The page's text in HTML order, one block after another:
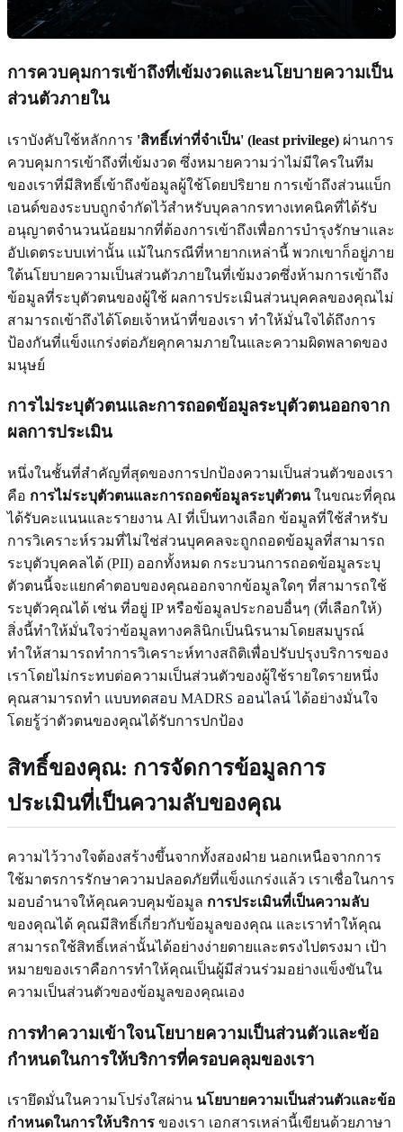
การควบคุมการเข้าถึงที่เข้มงวดและนโยบายความเป็น
ส่วนตัวภายใน
เราบังคับใช้หลักการ 'สิทธิ์เท่าที่จำเป็น' (least privilege) ผ่านการ
ควบคุมการเข้าถึงที่เข้มงวด ซึ่งหมายความว่าไม่มีใครในทีม
ของเราที่มีสิทธิ์เข้าถึงข้อมูลผู้ใช้โดยปริยาย การเข้าถึงส่วนแบ็ก
เอนด์ของระบบถูกจำกัดไว้สำหรับบุคลากรทางเทคนิคที่ได้รับ
อนุญาตจำนวนน้อยมากที่ต้องการเข้าถึงเพื่อการบำรุงรักษาและ
อัปเดตระบบเท่านั้น แม้ในกรณีที่หายากเหล่านี้ พวกเขาก็อยู่ภาย
ใต้นโยบายความเป็นส่วนตัวภายในที่เข้มงวดซึ่งห้ามการเข้าถึง
ข้อมูลที่ระบุตัวตนของผู้ใช้ ผลการประเมินส่วนบุคคลของคุณไม่
สามารถเข้าถึงได้โดยเจ้าหน้าที่ของเรา ทำให้มั่นใจได้ถึงการ
ป้องกันที่แข็งแกร่งต่อภัยคุกคามภายในและความผิดพลาดของ
มนุษย์
การไม่ระบุตัวตนและการถอดข้อมูลระบุตัวตนออกจาก
ผลการประเมิน
หนึ่งในชั้นที่สำคัญที่สุดของการปกป้องความเป็นส่วนตัวของเรา
คือ การไม่ระบุตัวตนและการถอดข้อมูลระบุตัวตนในขณะที่คุณ
ได้รับคะแนนและรายงาน AI ที่เป็นทางเลือก ข้อมูลที่ใช้สำหรับ
การวิเคราะห์รวมที่ไม่ใช่ส่วนบุคคลจะถูกถอดข้อมูลที่สามารถ
ระบุตัวบุคคลได้ (PII) ออกทั้งหมด กระบวนการถอดข้อมูลระบุ
ตัวตนนี้จะแยกคำตอบของคุณออกจากข้อมูลใดๆ ที่สามารถใช้
ระบุตัวคุณได้ เช่น ที่อยู่ IP หรือข้อมูลประกอบอื่นๆ (ที่เลือกให้)
สิ่งนี้ทำให้มั่นใจว่าข้อมูลทางคลินิกเป็นนิรนามโดยสมบูรณ์
ทำให้สามารถทำการวิเคราะห์ทางสถิติเพื่อปรับปรุงบริการของ
เราโดยไม่กระทบต่อความเป็นส่วนตัวของผู้ใช้รายใดรายหนึ่ง
คุณสามารถทำ แบบทดสอบ MADRS ออนไลน์ได้อย่างมั่นใจ
โดยรู้ว่าตัวตนของคุณได้รับการปกป้อง
สิทธิ์ของคุณ: การจัดการข้อมูลการ
ประเมินที่เป็นความลับของคุณ
ความไว้วางใจต้องสร้างขึ้นจากทั้งสองฝ่าย นอกเหนือจากการ
ใช้มาตรการรักษาความปลอดภัยที่แข็งแกร่งแล้ว เราเชื่อในการ
มอบอำนาจให้คุณควบคุมข้อมูล การประเมินที่เป็นความลับ
ของคุณได้ คุณมีสิทธิ์เกี่ยวกับข้อมูลของคุณ และเราทำให้คุณ
สามารถใช้สิทธิ์เหล่านั้นได้อย่างง่ายดายและตรงไปตรงมา เป้า
หมายของเราคือการทำให้คุณเป็นผู้มีส่วนร่วมอย่างแข็งขันใน
ความเป็นส่วนตัวของข้อมูลของคุณเอง
การทำความเข้าใจนโยบายความเป็นส่วนตัวและข้อ
กำหนดในการให้บริการที่ครอบคลุมของเรา
เรายึดมั่นในความโปร่งใสผ่าน นโยบายความเป็นส่วนตัวและข้อ
กำหนดในการให้บริการ ของเรา เอกสารเหล่านี้เขียนด้วยภาษา